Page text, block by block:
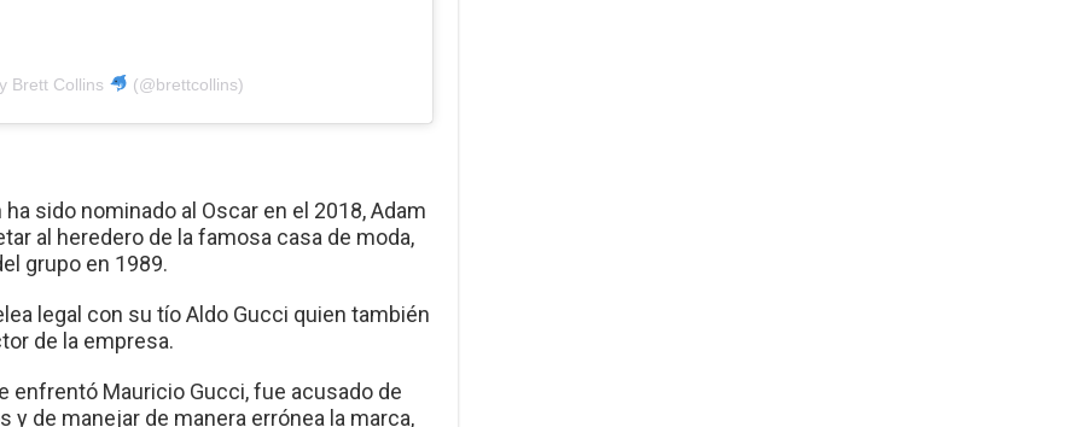
Brett Collins (@brettcollins)
sido nominado al Oscar en el 2018, Adam
al heredero de la famosa casa de moda,
grupo en 1989.
legal con su tío Aldo Gucci quien también
de la empresa.
enfrentó Mauricio Gucci, fue acusado de
de manejar de manera errónea la marca,